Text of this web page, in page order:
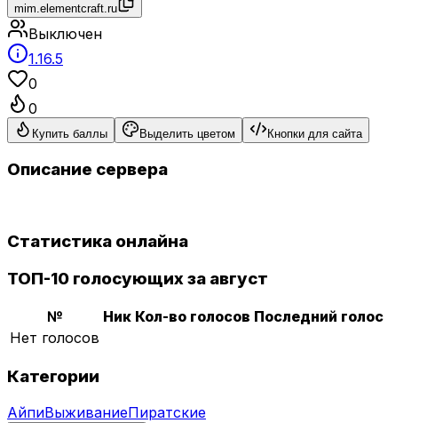
mim.elementcraft.ru
Выключен
1.16.5
0
0
Купить баллы Выделить цветом Кнопки для сайта
Описание сервера
Статистика онлайна
ТОП-10 голосующих за август
№ Ник Кол-во голосов Последний голос
Нет голосов
Категории
АйпиВыживаниеПиратские